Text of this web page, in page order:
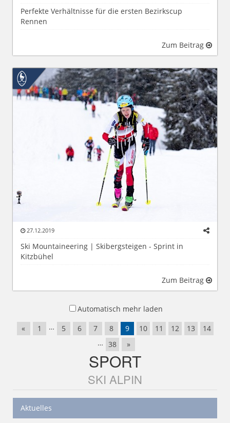
Perfekte Verhältnisse für die ersten Bezirkscup
Rennen
Zum Beitrag
27.12.2019
Ski Mountaineering | Skibergsteigen - Sprint in
Kitzbühel
Zum Beitrag
Automatisch mehr laden
«
1 … 5 6 7 8 9 10 11 12 13
14
… 38 »
SPORT
SKI ALPIN
Aktuelles